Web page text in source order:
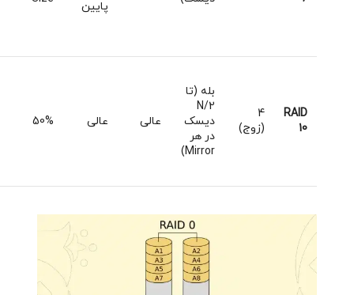
پایین
RAID
10
4
(زوج)
بله (تا
N/2
دیسک
در هر
Mirror)
عالی عالی 50%